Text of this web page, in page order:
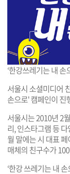
‘한강쓰레기는 내 손
서울시 소셜미디어
손으로' 캠페인이 진
서울시는 2010년 2
리, 인스타그램 등
월 말에는 시 대표
매체의 친구수가
‘한강 쓰레기는 내